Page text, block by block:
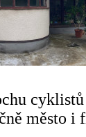
město i